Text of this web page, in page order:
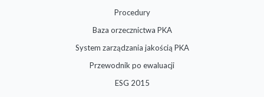
Procedury
Baza orzecznictwa PKA
System zarządzania jakością PKA
Przewodnik po ewaluacji
ESG 2015